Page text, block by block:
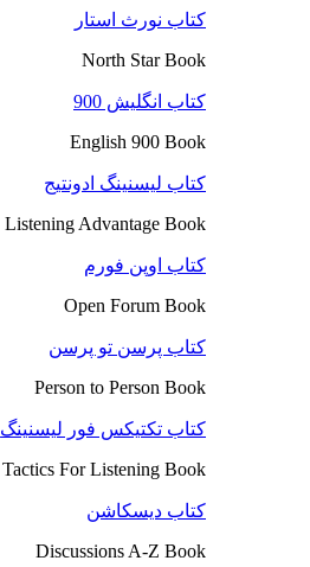
کتاب نورث استار
North Star Book
کتاب انگلیش 900
English 900 Book
کتاب لیسنینگ ادونتیج
Listening Advantage Book
کتاب اوپن فورم
Open Forum Book
کتاب پرسن تو پرسن
Person to Person Book
کتاب تکتیکس فور لیسنینگ
Tactics For Listening Book
کتاب دیسکاشن
Discussions A-Z Book